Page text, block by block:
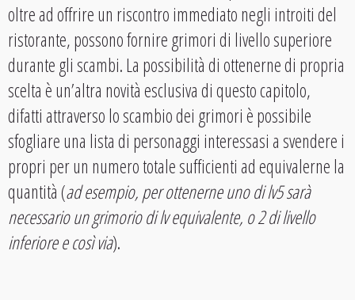
oltre ad offrire un riscontro immediato negli introiti del
ristorante, possono fornire grimori di livello superiore
durante gli scambi. La possibilità di ottenerne di propria
scelta è un’altra novità esclusiva di questo capitolo,
difatti attraverso lo scambio dei grimori è possibile
sfogliare una lista di personaggi interessasi a svendere i
propri per un numero totale sufficienti ad equivalerne la
quantità (ad esempio, per ottenerne uno di lv5 sarà
necessario un grimorio di lv equivalente, o 2 di livello
inferiore e così via).